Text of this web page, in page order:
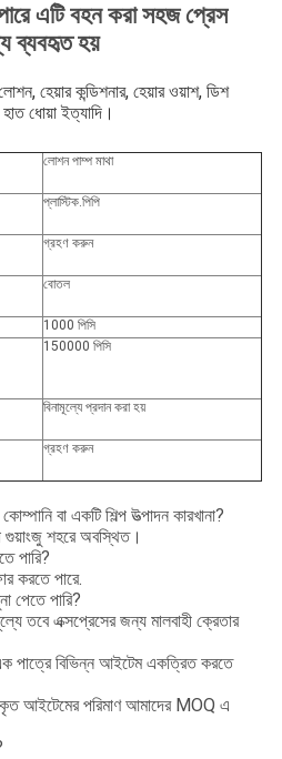
এটি বহন করা সহজ প্রেস
ব্যবহৃত হয়
হেয়ার কন্ডিশনার, হেয়ার ওয়াশ, ডিশ
ধোয়া ইত্যাদি।
লোশন পাম্প মাথা
প্লাস্টিক.পিপি
গ্রহণ করুন
বোতল
1000 পিসি
150000 পিসি
বিনামূল্যে প্রদান করা হয়
গ্রহণ করুন
বা একটি শিল্প উত্পাদন কারখানা?
গুয়াংজু শহরে অবস্থিত।
পারি?
করতে পারে.
পেতে পারি?
তবে এক্সপ্রেসের জন্য মালবাহী ক্রেতার
পাত্রে বিভিন্ন আইটেম একত্রিত করতে
আইটেমের পরিমাণ আমাদের MOQ এ